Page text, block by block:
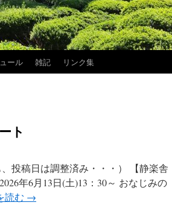
ール 雑記 リンク集
ト
投稿日は調整済み・・・） 【静楽舎
年6月13日(土)13：30～ おなじみの
読む →